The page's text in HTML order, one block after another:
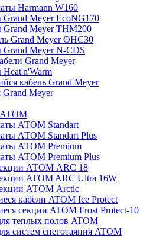
Harmann W160
Meyer EcoNG170
Meyer THM200
Grand Meyer OHC30
Meyer N-CDS
Grand Meyer
кабель Grand Meyer
Grand Meyer
АТОМ
АТОМ Standart
АТОМ Standart Plus
АТОМ Premium
АТОМ Premium Plus
АТОМ ARC 18
ATOM ARC Ultra 16W
АТОМ Arctic
кабели ATOM Ice Protect
секции ATOM Frost Protect-10
теплых полов ATOM
систем снеготаяния ATOM